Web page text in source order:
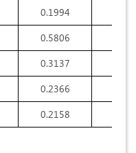
0.1994
0.5806
0.3137
0.2366
0.2158